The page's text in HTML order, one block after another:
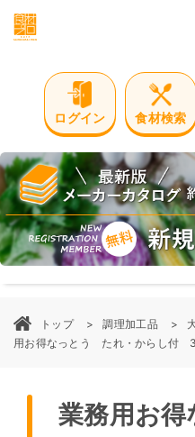
ログイン 食材検索
トップ 調理加工品
用お得なっとう たれ・からし付
業務用お